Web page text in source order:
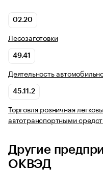
02.20
Лесозаготовки
49.41
Деятельность
45.11.2
Торговля розничная
автотранспортными
Другие
ОКВЭД